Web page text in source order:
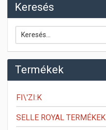
Keresés
Termékek
FI\'ZI:K
SELLE ROYAL TERMÉKEK